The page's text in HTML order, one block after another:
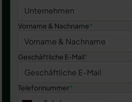
Vorname & Nachname*
Geschäftliche E-Mail*
Telefonnummer*